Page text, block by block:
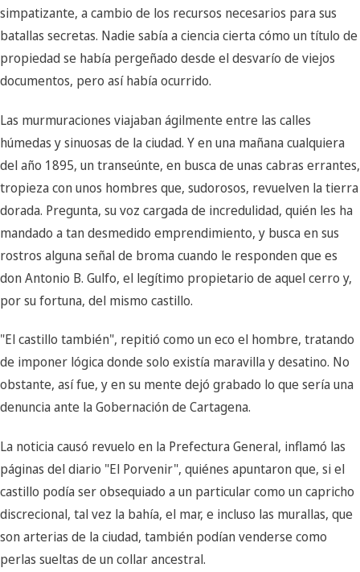
simpatizante, a cambio de los recursos necesarios para sus
batallas secretas. Nadie sabía a ciencia cierta cómo un título de
propiedad se había pergeñado desde el desvarío de viejos
documentos, pero así había ocurrido.
Las murmuraciones viajaban ágilmente entre las calles
húmedas y sinuosas de la ciudad. Y en una mañana cualquiera
del año 1895, un transeúnte, en busca de unas cabras errantes,
tropieza con unos hombres que, sudorosos, revuelven la tierra
dorada. Pregunta, su voz cargada de incredulidad, quién les ha
mandado a tan desmedido emprendimiento, y busca en sus
rostros alguna señal de broma cuando le responden que es
don Antonio B. Gulfo, el legítimo propietario de aquel cerro y,
por su fortuna, del mismo castillo.
"El castillo también", repitió como un eco el hombre, tratando
de imponer lógica donde solo existía maravilla y desatino. No
obstante, así fue, y en su mente dejó grabado lo que sería una
denuncia ante la Gobernación de Cartagena.
La noticia causó revuelo en la Prefectura General, inflamó las
páginas del diario "El Porvenir", quiénes apuntaron que, si el
castillo podía ser obsequiado a un particular como un capricho
discrecional, tal vez la bahía, el mar, e incluso las murallas, que
son arterias de la ciudad, también podían venderse como
perlas sueltas de un collar ancestral.